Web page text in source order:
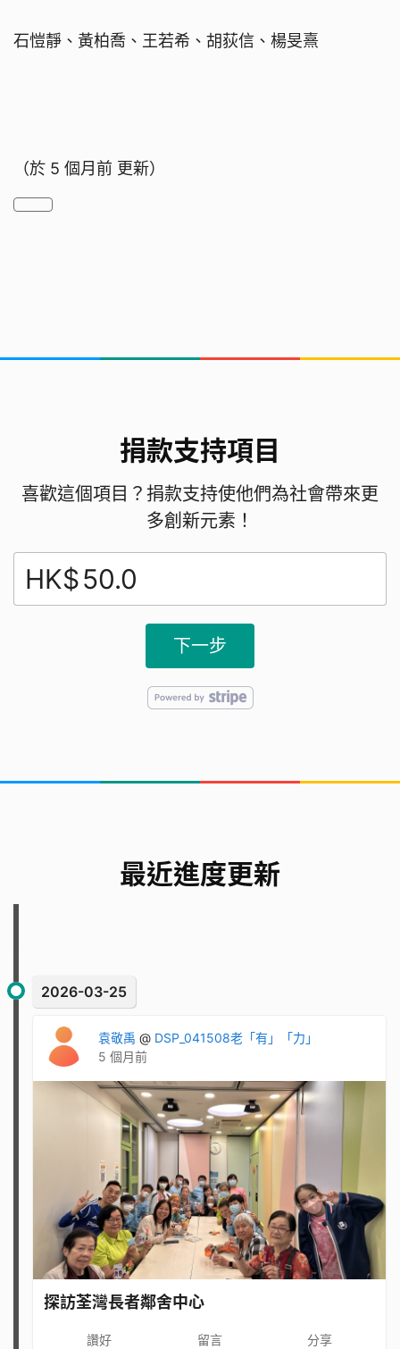
石愷靜、黃柏喬、王若希、胡荻信、楊旻熹
（於 5 個月前 更新）
捐款支持項目
喜歡這個項目？捐款支持使他們為社會帶來更
多創新元素！
HK$
下一步
最近進度更新
2026-03-25
袁敬禹 @ DSP_041508老「有」「力」
5 個月前
探訪荃灣長者鄰舍中心
讚好 留言 分享